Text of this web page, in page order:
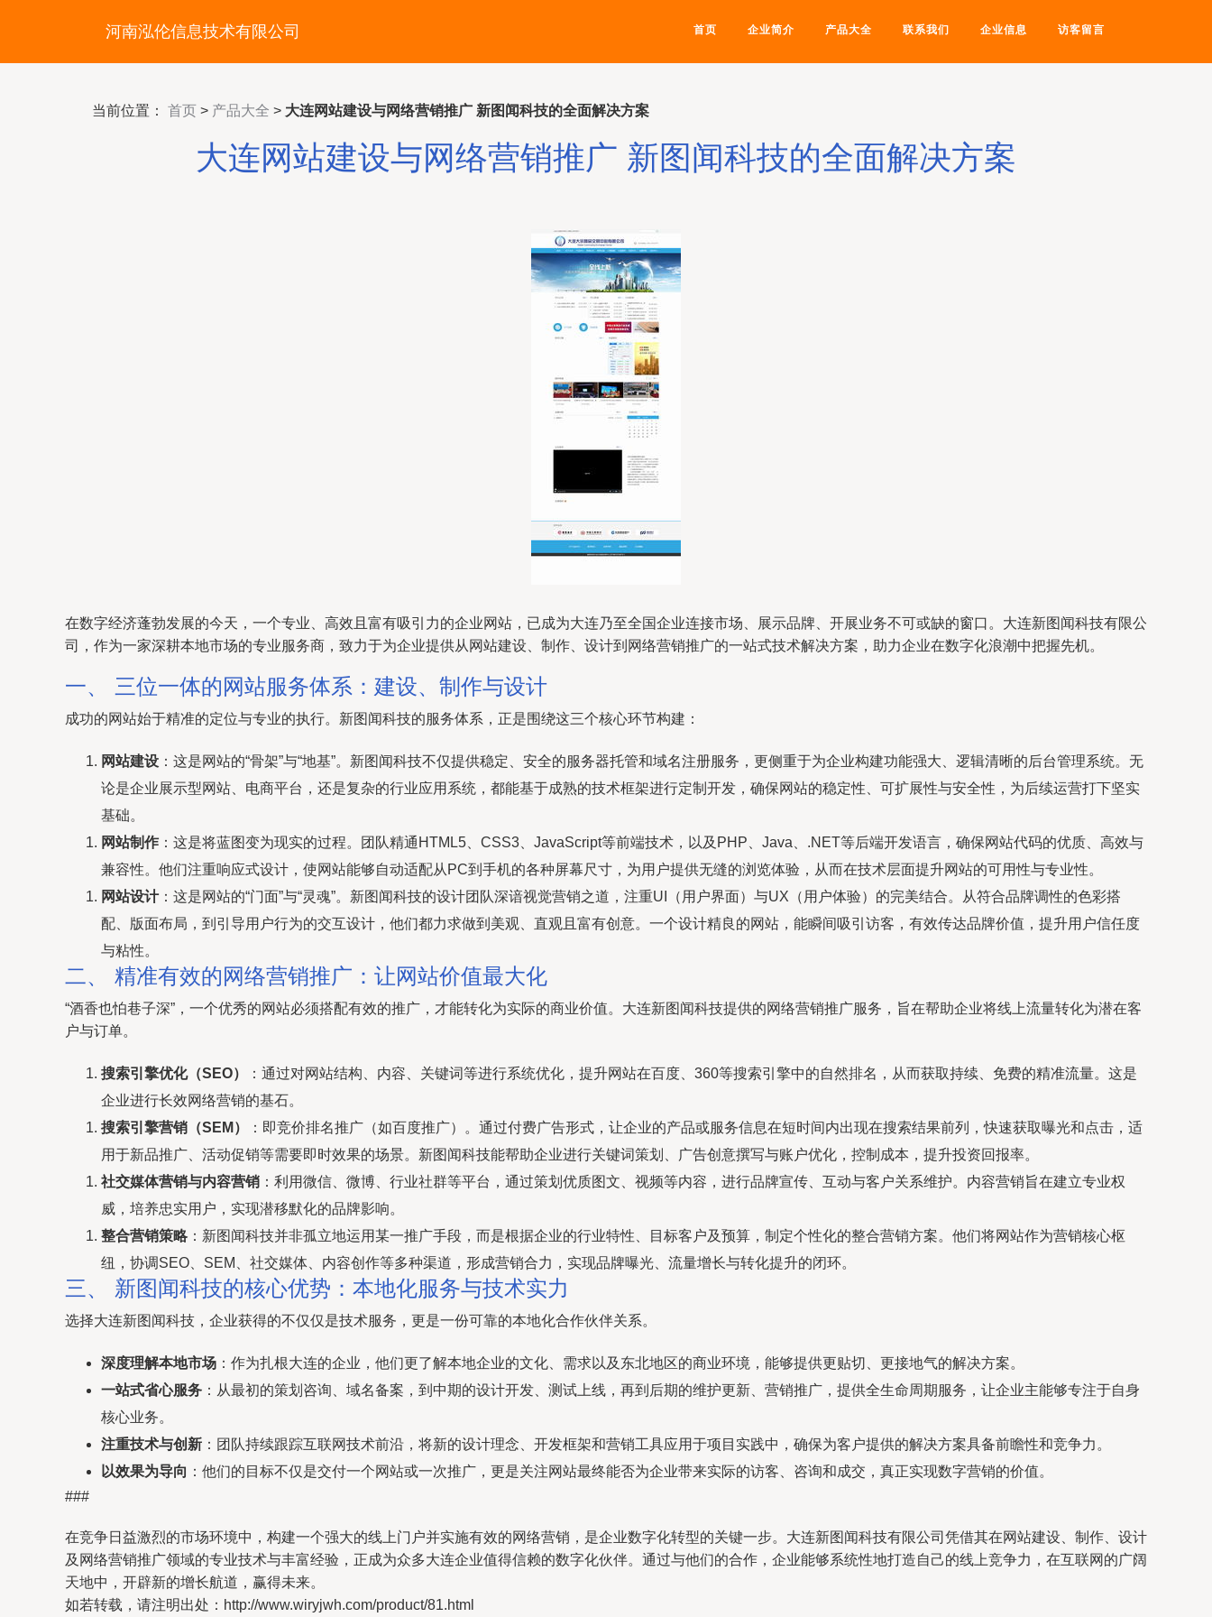
河南泓伦信息技术有限公司 首页 企业简介 产品大全 联系我们 企业信息 访客留言
当前位置： 首页 > 产品大全 > 大连网站建设与网络营销推广 新图闻科技的全面解决方案
大连网站建设与网络营销推广 新图闻科技的全面解决方案
在数字经济蓬勃发展的今天，一个专业、高效且富有吸引力的企业网站，已成为大连乃至全国企业连接市场、展示品牌、开展业务不可或缺的窗口。大连新图闻科技有限公
司，作为一家深耕本地市场的专业服务商，致力于为企业提供从网站建设、制作、设计到网络营销推广的一站式技术解决方案，助力企业在数字化浪潮中把握先机。
一、 三位一体的网站服务体系：建设、制作与设计
成功的网站始于精准的定位与专业的执行。新图闻科技的服务体系，正是围绕这三个核心环节构建：
网站建设 ：这是网站的“骨架”与“地基”。新图闻科技不仅提供稳定、安全的服务器托管和域名注册服务，更侧重于为企业构建功能强大、逻辑清晰的后台管理系统。无
论是企业展示型网站、电商平台，还是复杂的行业应用系统，都能基于成熟的技术框架进行定制开发，确保网站的稳定性、可扩展性与安全性，为后续运营打下坚实
基础。
网站制作 ：这是将蓝图变为现实的过程。团队精通HTML5、CSS3、JavaScript等前端技术，以及PHP、Java、.NET等后端开发语言，确保网站代码的优质、高效与
兼容性。他们注重响应式设计，使网站能够自动适配从PC到手机的各种屏幕尺寸，为用户提供无缝的浏览体验，从而在技术层面提升网站的可用性与专业性。
网站设计：这是网站的“门面”与“灵魂”。新图闻科技的设计团队深谙视觉营销之道，注重UI（用户界面）与UX（用户体验）的完美结合。从符合品牌调性的色彩搭
配、版面布局，到引导用户行为的交互设计，他们都力求做到美观、直观且富有创意。一个设计精良的网站，能瞬间吸引访客，有效传达品牌价值，提升用户信任度
与粘性。
二、 精准有效的网络营销推广：让网站价值最大化
“酒香也怕巷子深”，一个优秀的网站必须搭配有效的推广，才能转化为实际的商业价值。大连新图闻科技提供的网络营销推广服务，旨在帮助企业将线上流量转化为潜在客
户与订单。
搜索引擎优化（SEO）
：通过对网站结构、内容、关键词等进行系统优化，提升网站在百度、360等搜索引擎中的自然排名，从而获取持续、免费的精准流量。这是
企业进行长效网络营销的基石。
搜索引擎营销（SEM）
：即竞价排名推广（如百度推广）。通过付费广告形式，让企业的产品或服务信息在短时间内出现在搜索结果前列，快速获取曝光和点击，适
用于新品推广、活动促销等需要即时效果的场景。新图闻科技能帮助企业进行关键词策划、广告创意撰写与账户优化，控制成本，提升投资回报率。
社交媒体营销与内容营销 ：利用微信、微博、行业社群等平台，通过策划优质图文、视频等内容，进行品牌宣传、互动与客户关系维护。内容营销旨在建立专业权
威，培养忠实用户，实现潜移默化的品牌影响。
整合营销策略 ：新图闻科技并非孤立地运用某一推广手段，而是根据企业的行业特性、目标客户及预算，制定个性化的整合营销方案。他们将网站作为营销核心枢
纽，协调SEO、SEM、社交媒体、内容创作等多种渠道，形成营销合力，实现品牌曝光、流量增长与转化提升的闭环。
三、 新图闻科技的核心优势：本地化服务与技术实力
选择大连新图闻科技，企业获得的不仅仅是技术服务，更是一份可靠的本地化合作伙伴关系。
深度理解本地市场 ：作为扎根大连的企业，他们更了解本地企业的文化、需求以及东北地区的商业环境，能够提供更贴切、更接地气的解决方案。
一站式省心服务 ：从最初的策划咨询、域名备案，到中期的设计开发、测试上线，再到后期的维护更新、营销推广，提供全生命周期服务，让企业主能够专注于自身
核心业务。
注重技术与创新 ：团队持续跟踪互联网技术前沿，将新的设计理念、开发框架和营销工具应用于项目实践中，确保为客户提供的解决方案具备前瞻性和竞争力。
以效果为导向 ：他们的目标不仅是交付一个网站或一次推广，更是关注网站最终能否为企业带来实际的访客、咨询和成交，真正实现数字营销的价值。
###
在竞争日益激烈的市场环境中，构建一个强大的线上门户并实施有效的网络营销，是企业数字化转型的关键一步。大连新图闻科技有限公司凭借其在网站建设、制作、设计
及网络营销推广领域的专业技术与丰富经验，正成为众多大连企业值得信赖的数字化伙伴。通过与他们的合作，企业能够系统性地打造自己的线上竞争力，在互联网的广阔
天地中，开辟新的增长航道，赢得未来。
如若转载，请注明出处：http://www.wiryjwh.com/product/81.html